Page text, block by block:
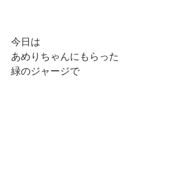
今日は
あめりちゃんにもらった
緑のジャージで